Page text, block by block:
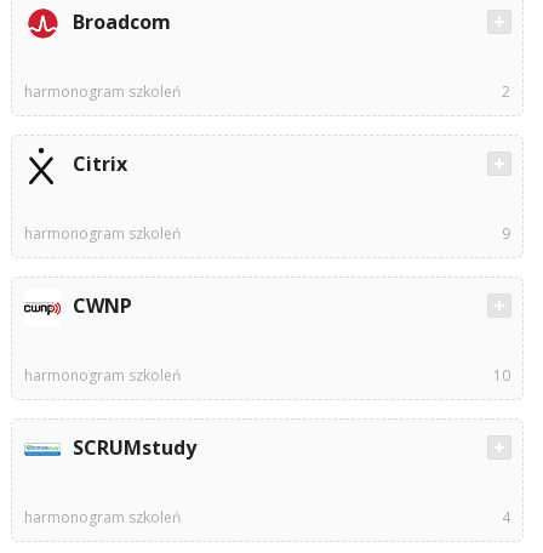
Broadcom
harmonogram szkoleń 2
Citrix
harmonogram szkoleń 9
CWNP
harmonogram szkoleń 10
SCRUMstudy
harmonogram szkoleń 4